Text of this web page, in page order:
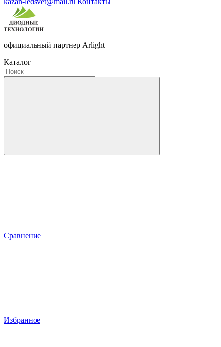
kazan-ledsvet@mail.ru Контакты
официальный партнер Arlight
Каталог
Сравнение
Избранное